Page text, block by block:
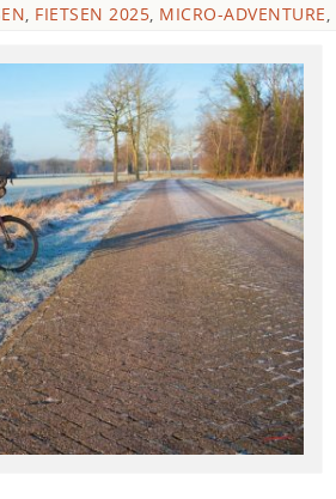
, FIETSEN 2025, MICRO-ADVENTURE,